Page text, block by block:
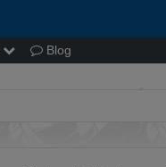
Blog